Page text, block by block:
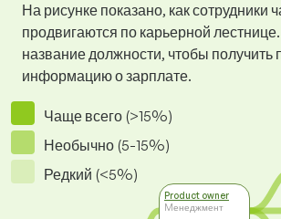
На рисунке показано, как сотрудники
продвигаются по карьерной
название должности, чтобы получить
информацию о зарплате.
Чаще всего (>15%)
Необычно (5-15%)
Редкий (<5%)
Product owner
Mенеджмент